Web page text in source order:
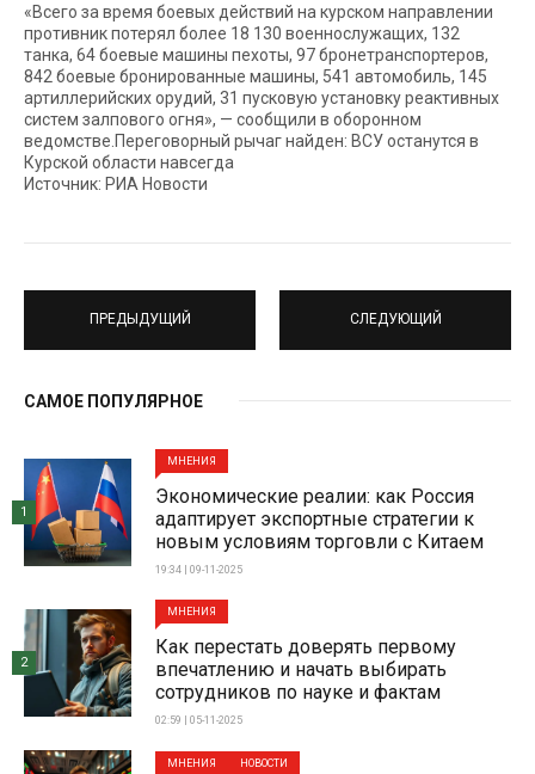
«Всего за время боевых действий на курском направлении
противник потерял более 18 130 военнослужащих, 132
танка, 64 боевые машины пехоты, 97 бронетранспортеров,
842 боевые бронированные машины, 541 автомобиль, 145
артиллерийских орудий, 31 пусковую установку реактивных
систем залпового огня», — сообщили в оборонном
ведомстве.Переговорный рычаг найден: ВСУ останутся в
Курской области навсегда
Источник: РИА Новости
ПРЕДЫДУЩИЙ СЛЕДУЮЩИЙ
САМОЕ ПОПУЛЯРНОЕ
МНЕНИЯ
Экономические реалии: как Россия
адаптирует экспортные стратегии к
новым условиям торговли с Китаем
19:34 | 09-11-2025
1
МНЕНИЯ
Как перестать доверять первому
впечатлению и начать выбирать
сотрудников по науке и фактам
02:59 | 05-11-2025
2
МНЕНИЯ НОВОСТИ